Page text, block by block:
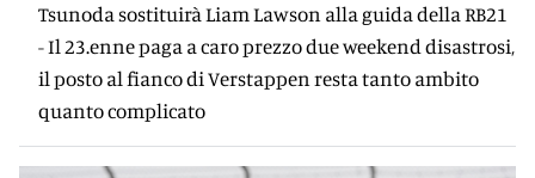
Tsunoda sostituirà Liam Lawson alla guida della RB21
- Il 23.enne paga a caro prezzo due weekend disastrosi,
il posto al fianco di Verstappen resta tanto ambito
quanto complicato